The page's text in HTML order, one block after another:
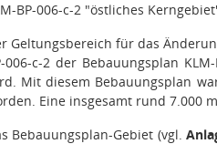
BP-006-c-2 "östliches
Geltungsbereich für das
006-c-2 der Bebauungsplan KLM-
Mit diesem Bebauungsplan
Eine insgesamt rund 7.000
Bebauungsplan-Gebiet (vgl.